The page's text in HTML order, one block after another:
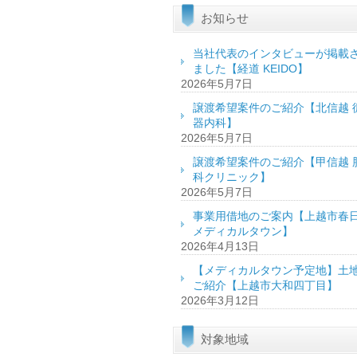
お知らせ
当社代表のインタビューが掲載
ました【経道 KEIDO】
2026年5月7日
譲渡希望案件のご紹介【北信越
器内科】
2026年5月7日
譲渡希望案件のご紹介【甲信越
科クリニック】
2026年5月7日
事業用借地のご案内【上越市春
メディカルタウン】
2026年4月13日
【メディカルタウン予定地】土
ご紹介【上越市大和四丁目】
2026年3月12日
対象地域